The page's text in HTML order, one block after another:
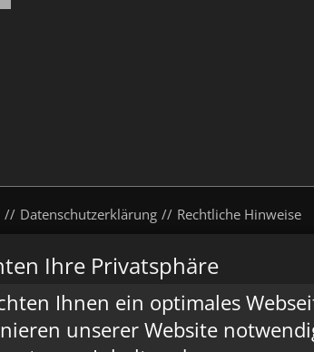
Ihre Privatsphäre
Ihnen ein optimales
unserer Website
Datenschutzerklärung Rechtliche Hinweise